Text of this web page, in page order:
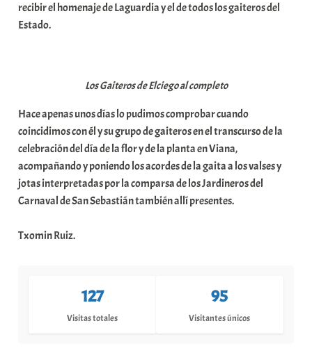
recibir el homenaje de Laguardia y el de todos los gaiteros del
Estado.
Los Gaiteros de Elciego al completo
Hace apenas unos días lo pudimos comprobar cuando
coincidimos con él y su grupo de gaiteros en el transcurso de la
celebración del día de la flor y de la planta en Viana,
acompañando y poniendo los acordes de la gaita a los valses y
jotas interpretadas por la comparsa de los Jardineros del
Carnaval de San Sebastián también allí presentes.
Txomin Ruiz.
127
Visitas totales
95
Visitantes únicos